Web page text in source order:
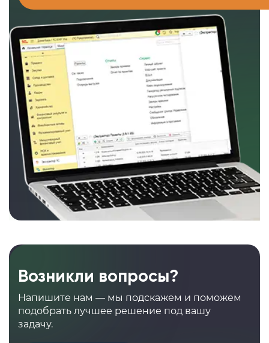
Возникли вопросы?
Напишите нам — мы подскажем и поможем
подобрать лучшее решение под вашу
задачу.